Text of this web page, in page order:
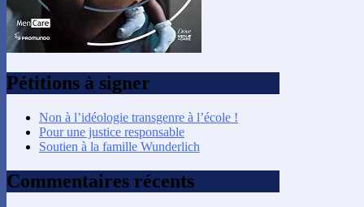
Pétitions à signer
Non à l’idéologie transgenre à l’école !
Pour une justice responsable
Soutien à la famille Wunderlich
Commentaires récents